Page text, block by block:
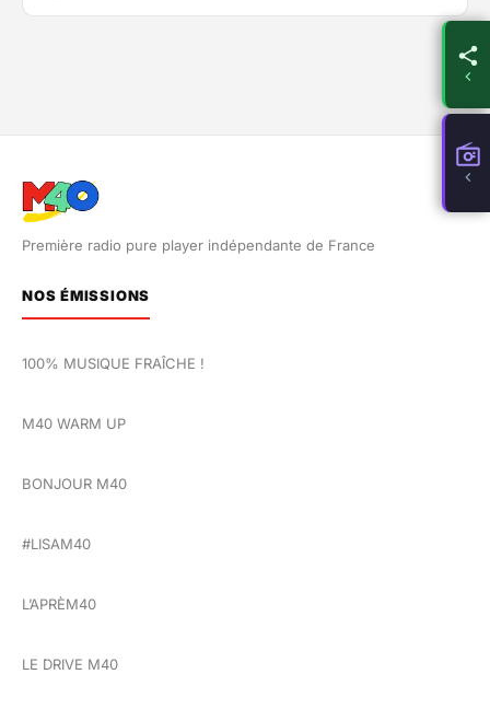
Première radio pure player indépendante de France
NOS ÉMISSIONS
100% MUSIQUE FRAÎCHE !
M40 WARM UP
BONJOUR M40
#LISAM40
L’APRÈM40
LE DRIVE M40